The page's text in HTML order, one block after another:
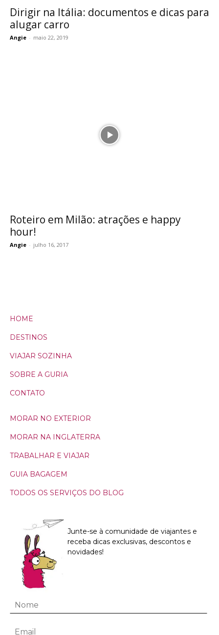
Dirigir na Itália: documentos e dicas para
alugar carro
Angie - maio 22, 2019
Roteiro em Milão: atrações e happy
hour!
Angie - julho 16, 2017
HOME
DESTINOS
VIAJAR SOZINHA
SOBRE A GURIA
CONTATO
MORAR NO EXTERIOR
MORAR NA INGLATERRA
TRABALHAR E VIAJAR
GUIA BAGAGEM
TODOS OS SERVIÇOS DO BLOG
Junte-se à comunidade de viajantes e
receba dicas exclusivas, descontos e
novidades!